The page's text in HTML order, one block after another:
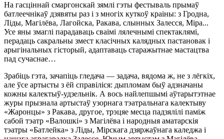
На гасціннай смаргонскай зямлі гэты фестываль прымаў
батлеечнікаў дзявяты раз і з многіх куткоў краіны: з Гродна,
Ліды, Магілёва, Лагойска, Ракава, слынных Залесся, Міра...
Усе яны змаглі парадаваць сваімі лялечнымі спектаклямі,
перадаць сакральны змест класічных калядных пастановак і
арыгінальных гісторый, адаптаваць старажытнае мастацтва
пад сучаснае…
Зрабіць гэта, зачапіць гледача — задача, вядома ж, не з лёгкіх,
але ўсе артысты з ёй справіліся: дыпломам быў адзначаны
кожны калектыў-удзельнік. А вось найлепшымі аўтарытэтнае
журы прызнала артыстаў узорнага тэатральнага калектыву
«Жаронцы» з Ракава, другое, трэцяе месца падзялілі паміж
сабой тэатр «Валошкі» з Магілёва і народныя аматарскія
тэатры «Батлейка» з Ліды, Мірскага дзяржаўнага каледжа і